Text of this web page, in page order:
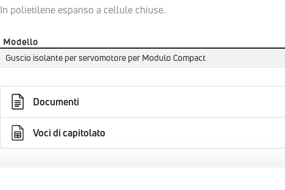
In polietilene espanso a cellule chiuse.
Modello
Guscio isolante per servomotore per Modulo Compact
Documenti
Voci di capitolato